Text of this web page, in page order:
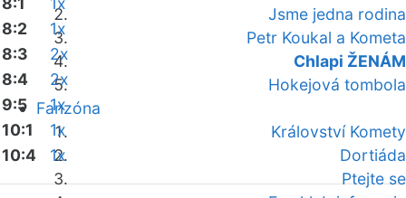
Jsme jedna rodina
Petr Koukal a Kometa
Chlapi ŽENÁM
Hokejová tombola
Fanzóna
Království Komety
Dortiáda
Ptejte se
8:2
1x
8:3
2x
8:4
2x
9:5
1x
10:1
1x
10:4
1x